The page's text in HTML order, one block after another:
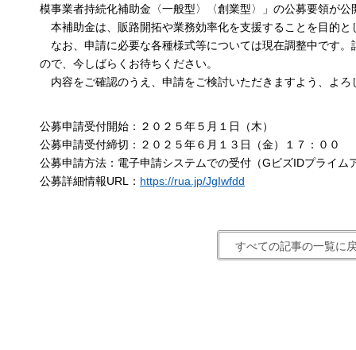
模事業者持続化補助金〈一般型〉〈創業型〉」の公募要領が
本補助金は、販路開拓や業務効率化を支援することを目的と
なお、申請に必要な各種様式等については現在調整中です
ので、今しばらくお待ちください。
内容をご確認のうえ、申請をご検討いただきますよう、よろ
公募申請受付開始：２０２５年５月１日（木）
公募申請受付締切：２０２５年６月１３日（金）１７：００
公募申請方法：電子申請システムでの受付（GビズIDプライム
公募詳細情報URL： https://rua.jp/JgIwfdd
すべての記事の一覧に